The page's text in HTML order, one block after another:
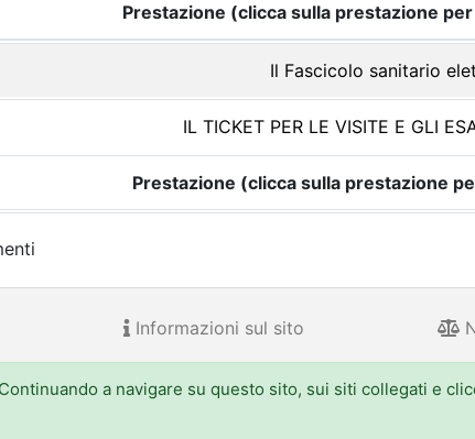
Prestazione (clicca sulla prestazione
Il Fascicolo sanitario
IL TICKET PER LE VISITE E GLI
Prestazione (clicca sulla prestazione
Informazioni sul sito
- Viale Aldo Moro 52, 40127 Bologna - Centralino:
a navigare su questo sito, sui siti collegati e